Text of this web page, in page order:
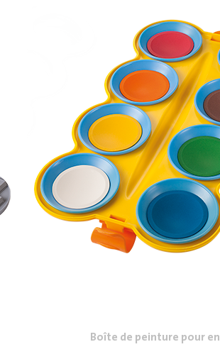
Boîte de peinture pour